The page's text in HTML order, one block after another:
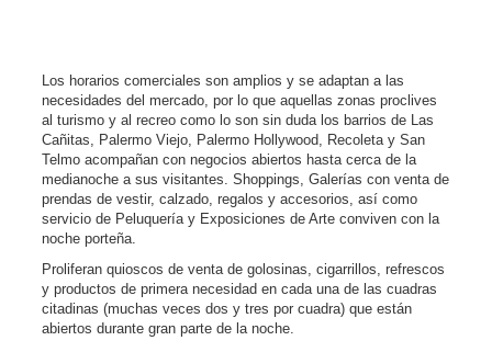
Los horarios comerciales son amplios y se adaptan a las
necesidades del mercado, por lo que aquellas zonas proclives
al turismo y al recreo como lo son sin duda los barrios de Las
Cañitas, Palermo Viejo, Palermo Hollywood, Recoleta y San
Telmo acompañan con negocios abiertos hasta cerca de la
medianoche a sus visitantes. Shoppings, Galerías con venta de
prendas de vestir, calzado, regalos y accesorios, así como
servicio de Peluquería y Exposiciones de Arte conviven con la
noche porteña.
Proliferan quioscos de venta de golosinas, cigarrillos, refrescos
y productos de primera necesidad en cada una de las cuadras
citadinas (muchas veces dos y tres por cuadra) que están
abiertos durante gran parte de la noche.